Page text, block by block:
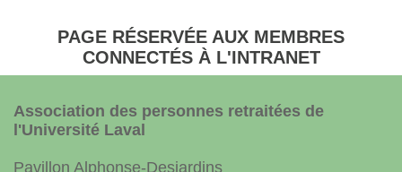
PAGE RÉSERVÉE AUX MEMBRES
CONNECTÉS À L'INTRANET
Association des personnes retraitées de
l'Université Laval
Pavillon Alphonse-Desjardins